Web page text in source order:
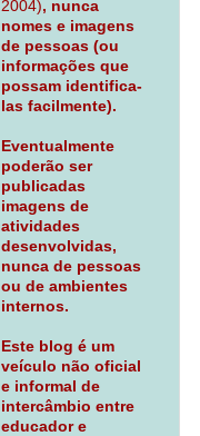
2004), nunca
nomes e imagens
de pessoas (ou
informações que
possam identifica-
las facilmente).
Eventualmente
poderão ser
publicadas
imagens de
atividades
desenvolvidas,
nunca de pessoas
ou de ambientes
internos.
Este blog é um
veículo não oficial
e informal de
intercâmbio entre
educador e